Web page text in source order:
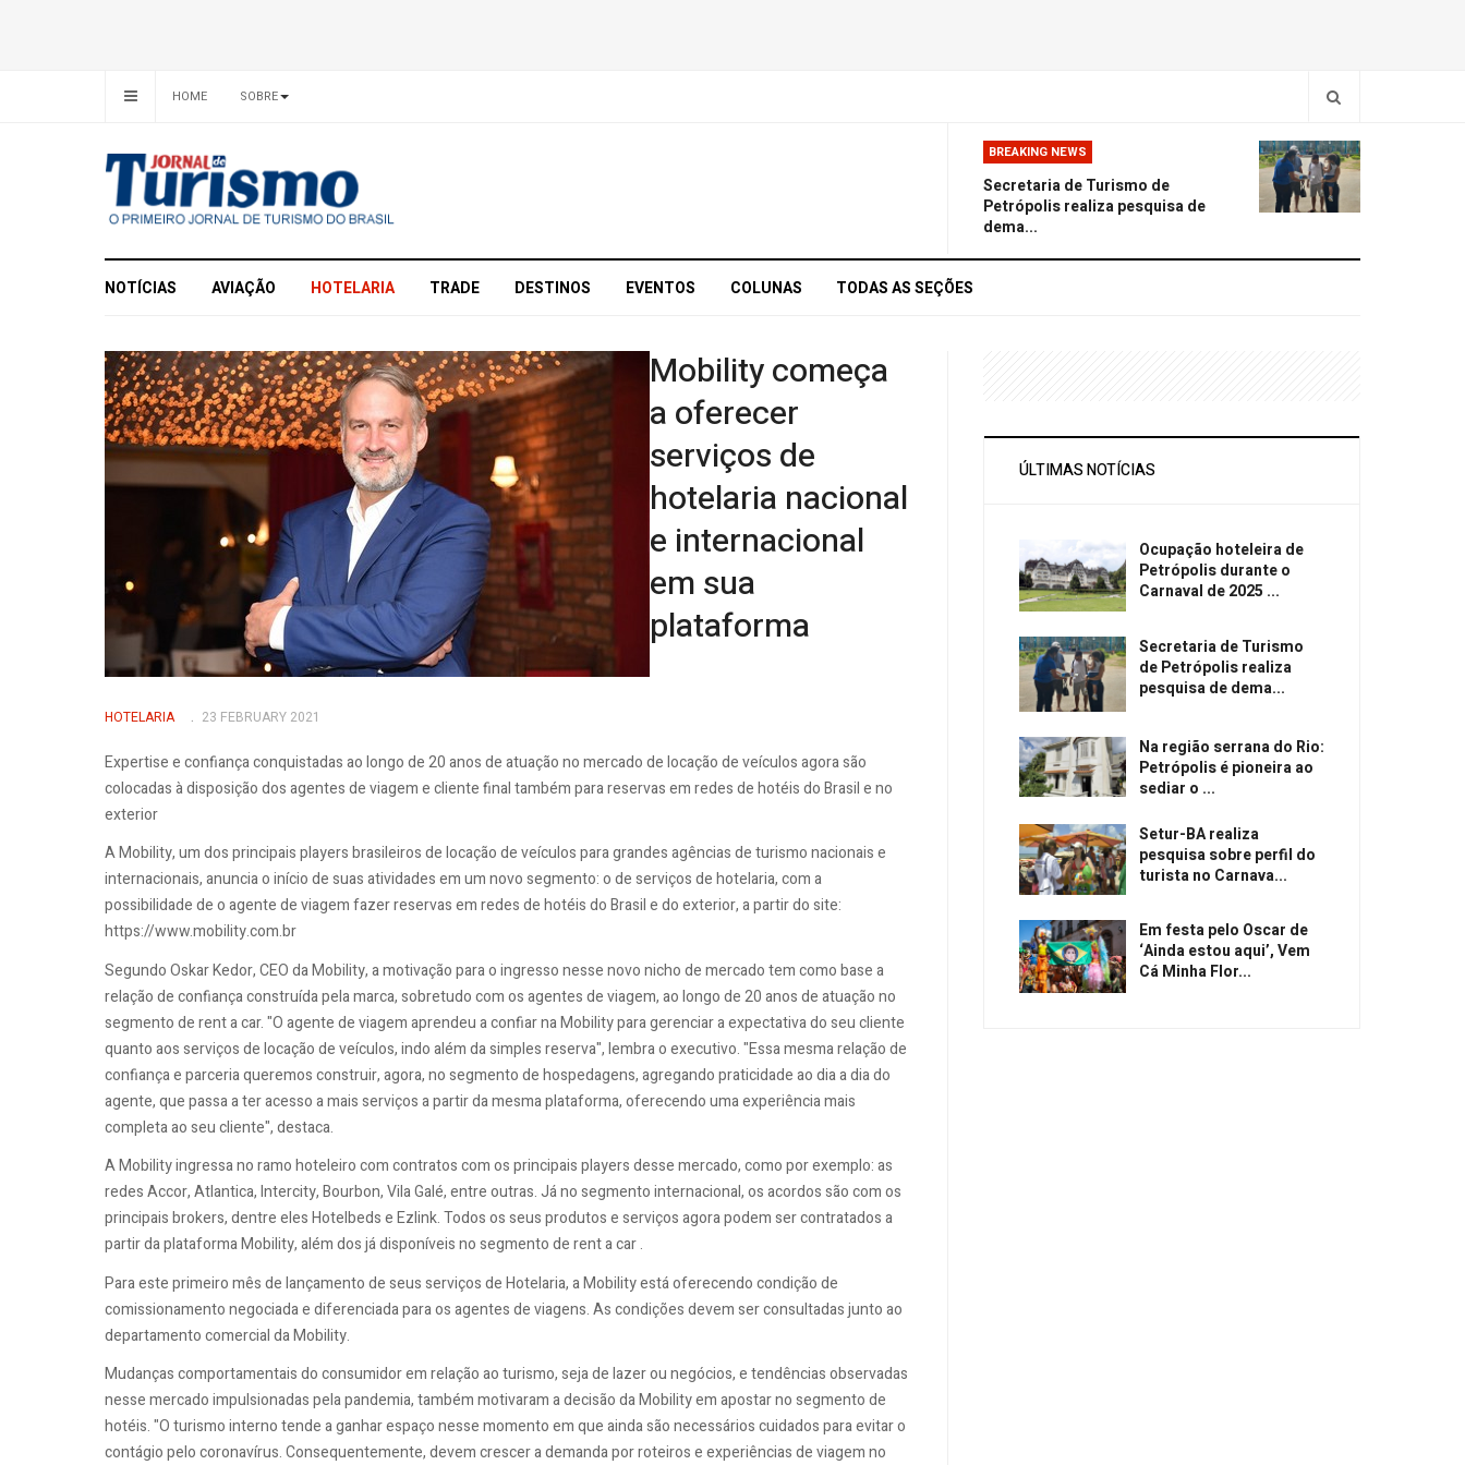
HOME SOBRE
BREAKING NEWS
Secretaria de Turismo de
Petrópolis realiza pesquisa de
dema...
NOTÍCIAS AVIAÇÃO HOTELARIA TRADE DESTINOS EVENTOS COLUNAS TODAS AS SEÇÕES
Mobility começa
a oferecer
serviços de
hotelaria nacional
e internacional
em sua
plataforma
HOTELARIA 23 FEBRUARY 2021
Expertise e confiança conquistadas ao longo de 20 anos de atuação no mercado de locação de veículos agora são
colocadas à disposição dos agentes de viagem e cliente final também para reservas em redes de hotéis do Brasil e no
exterior
A Mobility, um dos principais players brasileiros de locação de veículos para grandes agências de turismo nacionais e
internacionais, anuncia o início de suas atividades em um novo segmento: o de serviços de hotelaria, com a
possibilidade de o agente de viagem fazer reservas em redes de hotéis do Brasil e do exterior, a partir do site:
https://www.mobility.com.br
Segundo Oskar Kedor, CEO da Mobility, a motivação para o ingresso nesse novo nicho de mercado tem como base a
relação de confiança construída pela marca, sobretudo com os agentes de viagem, ao longo de 20 anos de atuação no
segmento de rent a car. "O agente de viagem aprendeu a confiar na Mobility para gerenciar a expectativa do seu cliente
quanto aos serviços de locação de veículos, indo além da simples reserva", lembra o executivo. "Essa mesma relação de
confiança e parceria queremos construir, agora, no segmento de hospedagens, agregando praticidade ao dia a dia do
agente, que passa a ter acesso a mais serviços a partir da mesma plataforma, oferecendo uma experiência mais
completa ao seu cliente", destaca.
A Mobility ingressa no ramo hoteleiro com contratos com os principais players desse mercado, como por exemplo: as
redes Accor, Atlantica, Intercity, Bourbon, Vila Galé, entre outras. Já no segmento internacional, os acordos são com os
principais brokers, dentre eles Hotelbeds e Ezlink. Todos os seus produtos e serviços agora podem ser contratados a
partir da plataforma Mobility, além dos já disponíveis no segmento de rent a car .
Para este primeiro mês de lançamento de seus serviços de Hotelaria, a Mobility está oferecendo condição de
comissionamento negociada e diferenciada para os agentes de viagens. As condições devem ser consultadas junto ao
departamento comercial da Mobility.
Mudanças comportamentais do consumidor em relação ao turismo, seja de lazer ou negócios, e tendências observadas
nesse mercado impulsionadas pela pandemia, também motivaram a decisão da Mobility em apostar no segmento de
hotéis. "O turismo interno tende a ganhar espaço nesse momento em que ainda são necessários cuidados para evitar o
contágio pelo coronavírus. Consequentemente, devem crescer a demanda por roteiros e experiências de viagem no
ÚLTIMAS NOTÍCIAS
Ocupação hoteleira de
Petrópolis durante o
Carnaval de 2025 ...
Secretaria de Turismo
de Petrópolis realiza
pesquisa de dema...
Na região serrana do Rio:
Petrópolis é pioneira ao
sediar o ...
Setur-BA realiza
pesquisa sobre perfil do
turista no Carnava...
Em festa pelo Oscar de
‘Ainda estou aqui’, Vem
Cá Minha Flor...